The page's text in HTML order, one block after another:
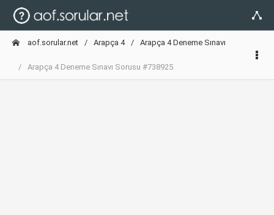
aof.sorular.net Arapça 4 Arapça 4 Deneme Sınavı
Arapça 4 Deneme Sınavı Sorusu #738925